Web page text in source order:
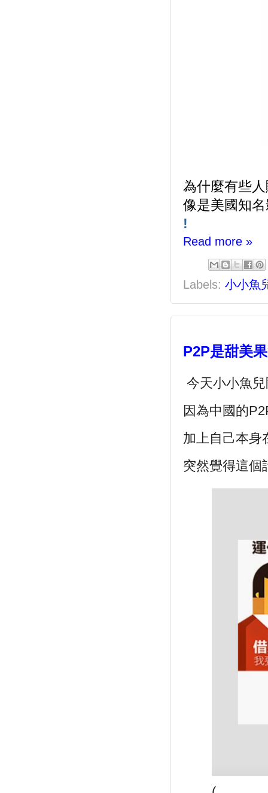
為什麼有些
像是美國知
!
Read more »
Labels: 小小魚
P2P是甜美
今天小小魚
因為中國的
加上自己本身
突然覺得這個